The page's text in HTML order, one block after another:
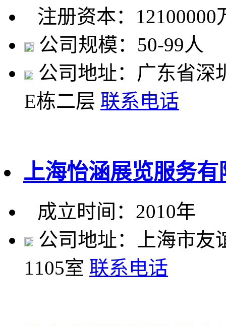
注册资本：12100000
公司规模：50-99人
公司地址：广东省深
E栋二层 联系电话
上海怡涵展览服务有
成立时间：2010年
公司地址：上海市友
1105室 联系电话